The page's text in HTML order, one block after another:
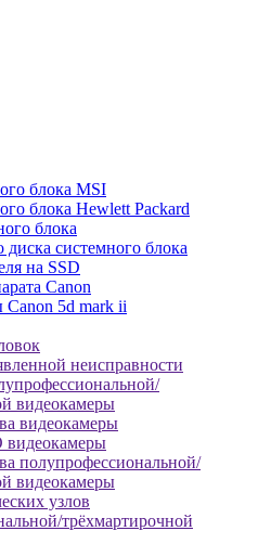
блока MSI
блока Hewlett Packard
блока
диска системного блока
на SSD
Canon
5d mark ii
неисправности
видеокамеры
видеокамеры
полупрофессиональной/
видеокамеры
узлов
трёхмартирочной